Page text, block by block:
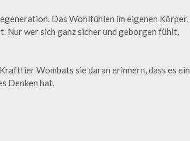
Das Wohlfühlen im eigenen Körper,
Nur wer sich ganz sicher und geborgen fühlt,
Wombats sie daran erinnern, dass es ein
Denken hat.